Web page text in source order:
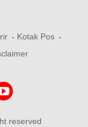
Kotak Pos
reserved